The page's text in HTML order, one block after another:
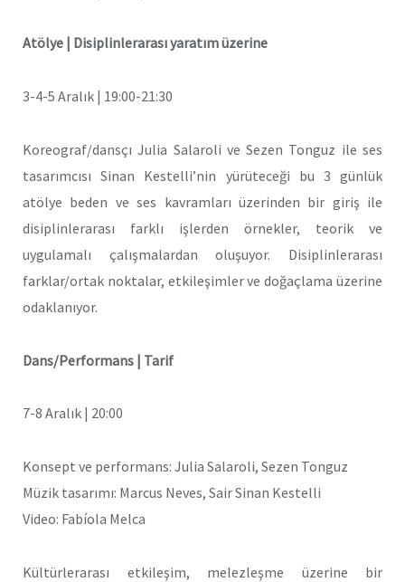
Atölye | Disiplinlerarası yaratım üzerine
3-4-5 Aralık | 19:00-21:30
Koreograf/dansçı Julia Salaroli ve Sezen Tonguz ile ses
tasarımcısı Sinan Kestelli’nin yürüteceği bu 3 günlük
atölye beden ve ses kavramları üzerinden bir giriş ile
disiplinlerarası farklı işlerden örnekler, teorik ve
uygulamalı çalışmalardan oluşuyor. Disiplinlerarası
farklar/ortak noktalar, etkileşimler ve doğaçlama üzerine
odaklanıyor.
Dans/Performans | Tarif
7-8 Aralık | 20:00
Konsept ve performans: Julia Salaroli, Sezen Tonguz
Müzik tasarımı: Marcus Neves, Sair Sinan Kestelli
Video: Fabíola Melca
Kültürlerarası etkileşim, melezleşme üzerine bir